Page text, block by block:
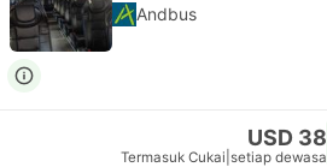
Andbus
USD 38
Termasuk Cukai setiap dewasa